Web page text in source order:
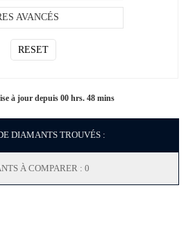
AVANCÉS
à jour depuis 00 hrs. 48 mins
DIAMANTS TROUVÉS :
À COMPARER : 0